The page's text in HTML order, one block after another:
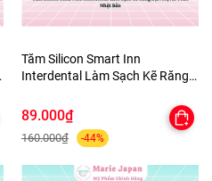
Tăm Silicon Smart Inn
Interdental Làm Sạch Kẽ Răng
89.000₫
160.000₫ -44%